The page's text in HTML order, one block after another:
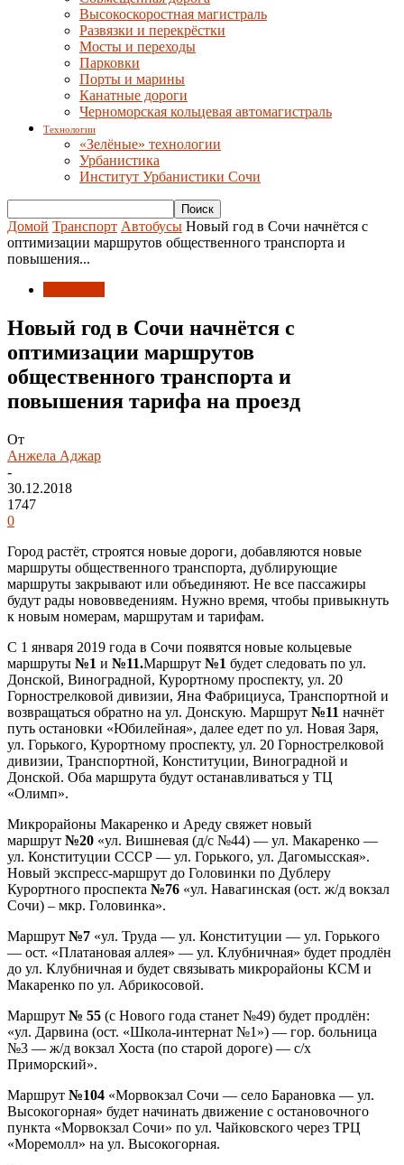
Высокоскоростная магистраль
Развязки и перекрёстки
Мосты и переходы
Парковки
Порты и марины
Канатные дороги
Черноморская кольцевая автомагистраль
Технологии
«Зелёные» технологии
Урбанистика
Институт Урбанистики Сочи
Домой Транспорт Автобусы Новый год в Сочи начнётся с
оптимизации маршрутов общественного транспорта и
повышения...
Новый год в Сочи начнётся с
оптимизации маршрутов
общественного транспорта и
повышения тарифа на проезд
От
Анжела Аджар
-
30.12.2018
1747
0
Город растёт, строятся новые дороги, добавляются новые
маршруты общественного транспорта, дублирующие
маршруты закрывают или объединяют. Не все пассажиры
будут рады нововведениям. Нужно время, чтобы привыкнуть
к новым номерам, маршрутам и тарифам.
С 1 января 2019 года в Сочи появятся новые кольцевые
маршруты №1 и №11.Маршрут №1 будет следовать по ул.
Донской, Виноградной, Курортному проспекту, ул. 20
Горнострелковой дивизии, Яна Фабрициуса, Транспортной и
возвращаться обратно на ул. Донскую. Маршрут №11 начнёт
путь остановки «Юбилейная», далее едет по ул. Новая Заря,
ул. Горького, Курортному проспекту, ул. 20 Горнострелковой
дивизии, Транспортной, Конституции, Виноградной и
Донской. Оба маршрута будут останавливаться у ТЦ
«Олимп».
Микрорайоны Макаренко и Ареду свяжет новый
маршрут №20 «ул. Вишневая (д/с №44) — ул. Макаренко —
ул. Конституции СССР — ул. Горького, ул. Дагомысская».
Новый экспресс-маршрут до Головинки по Дублеру
Курортного проспекта №76 «ул. Навагинская (ост. ж/д вокзал
Сочи) – мкр. Головинка».
Маршрут №7 «ул. Труда — ул. Конституции — ул. Горького
— ост. «Платановая аллея» — ул. Клубничная» будет продлён
до ул. Клубничная и будет связывать микрорайоны КСМ и
Макаренко по ул. Абрикосовой.
Маршрут № 55 (с Нового года станет №49) будет продлён:
«ул. Дарвина (ост. «Школа-интернат №1») — гор. больница
№3 — ж/д вокзал Хоста (по старой дороге) — с/х
Приморский».
Маршрут №104 «Морвокзал Сочи — село Барановка — ул.
Высокогорная» будет начинать движение с остановочного
пункта «Морвокзал Сочи» по ул. Чайковского через ТРЦ
«Моремолл» на ул. Высокогорная.